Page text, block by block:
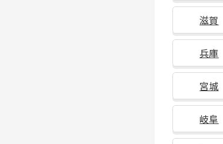
滋賀
兵庫
宮城
岐阜